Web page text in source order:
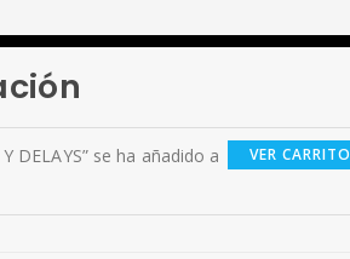
VER CARRITO
DELAYS” se ha añadido a